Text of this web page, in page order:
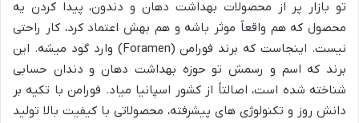
تو بازار پر از محصولات بهداشت دهان و دندون، پیدا کردن یه
محصول که هم واقعاً موثر باشه و هم بهش اعتماد کرد، کار راحتی
نیست. اینجاست که برند فورامن (Foramen) وارد گود میشه. این
برند که اسم و رسمش تو حوزه بهداشت دهان و دندان حسابی
شناخته شده است، اصالتاً از کشور اسپانیا میاد. فورامن با تکیه بر
دانش روز و تکنولوژی های پیشرفته، محصولاتی با کیفیت بالا تولید